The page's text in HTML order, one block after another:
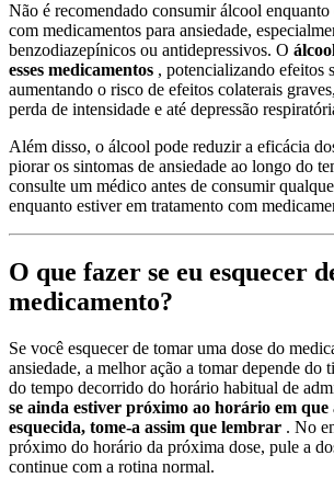
Não é recomendado consumir álcool
com medicamentos para ansiedade,
benzodiazepínicos ou antidepressivos. O
esses medicamentos , potencializando efeitos
aumentando o risco de efeitos colaterais
perda de intensidade e até depressão
Além disso, o álcool pode reduzir a eficácia
piorar os sintomas de ansiedade ao longo do
consulte um médico antes de consumir
enquanto estiver em tratamento com
O que fazer se eu esquecer
medicamento?
Se você esquecer de tomar uma dose do
ansiedade, a melhor ação a tomar depende do
do tempo decorrido do horário habitual de
se ainda estiver próximo ao horário em que
esquecida, tome-a assim que lembrar . No
próximo do horário da próxima dose, pule a
continue com a rotina normal.